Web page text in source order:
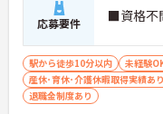
応募要件 ■資格不
駅から徒歩10分以内 未経験
産休･育休･介護休暇取得実績あり
退職金制度あり